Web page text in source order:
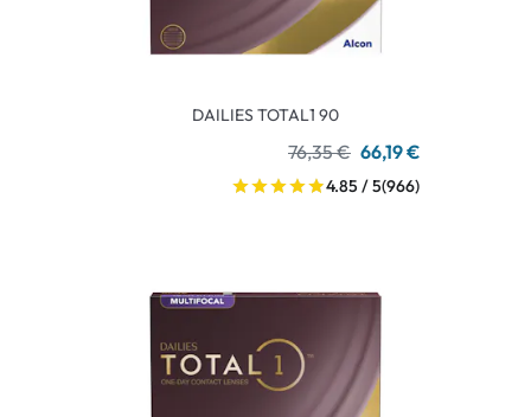
DAILIES TOTAL1 90
76,35 € 66,19 €
4.85 / 5(966)